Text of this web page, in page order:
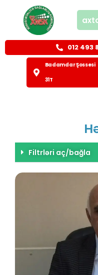
012 493
Badamdar Şossesi
31T
Filtrləri aç/bağla